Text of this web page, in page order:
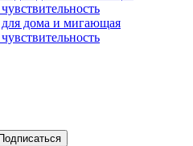
дома и мигающая
Подписаться